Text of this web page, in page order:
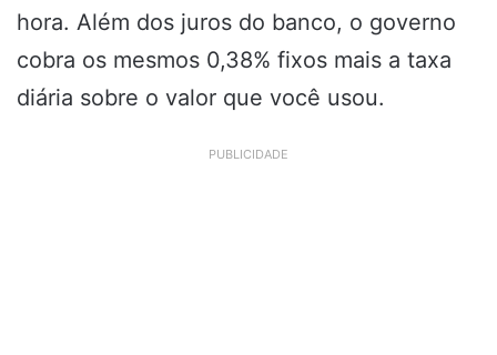
hora. Além dos juros do banco, o governo
cobra os mesmos 0,38% fixos mais a taxa
diária sobre o valor que você usou.
PUBLICIDADE